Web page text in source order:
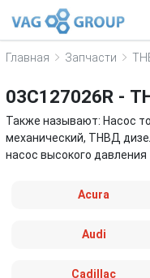
Главная Запчасти
03C127026R -
Также называют: Насос
механический, ТНВД
насос высокого давления
Acura
Audi
Cadillac